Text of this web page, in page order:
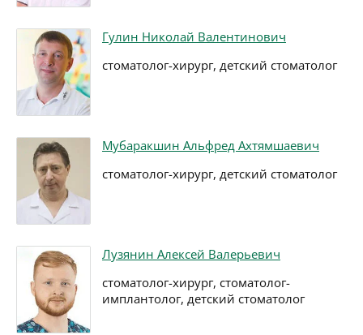
Гулин Николай Валентинович
стоматолог-хирург, детский стоматолог
Мубаракшин Альфред Ахтямшаевич
стоматолог-хирург, детский стоматолог
Лузянин Алексей Валерьевич
стоматолог-хирург, стоматолог-
имплантолог, детский стоматолог